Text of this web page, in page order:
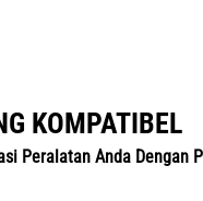
KOMPATIBEL
Peralatan Anda Dengan